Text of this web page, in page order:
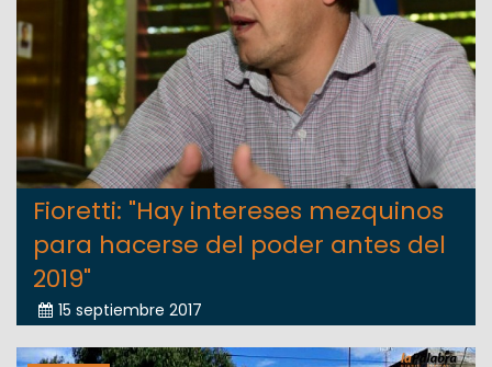
Fioretti: "Hay intereses mezquinos
para hacerse del poder antes del
2019"
15 septiembre 2017